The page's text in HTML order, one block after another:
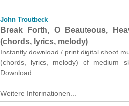
John Troutbeck
Break Forth, O Beauteous,
(chords, lyrics, melody)
Instantly download / print digital sheet
(chords, lyrics, melody) of medium
Download:
Weitere Informationen...